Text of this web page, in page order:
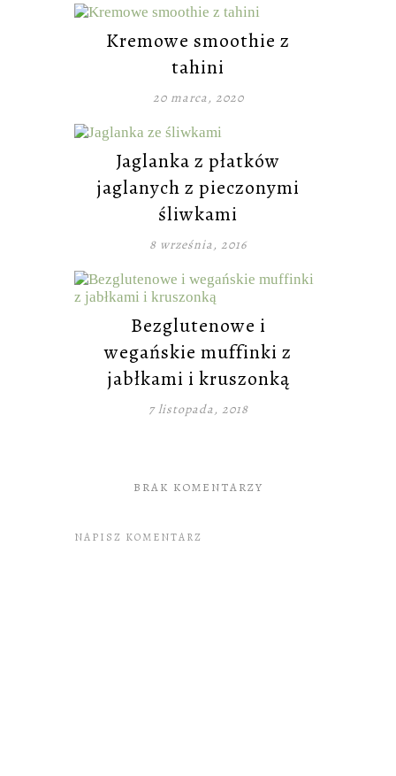
Kremowe smoothie z
tahini
20 marca, 2020
Jaglanka z płatków
jaglanych z pieczonymi
śliwkami
8 września, 2016
Bezglutenowe i
wegańskie muffinki z
jabłkami i kruszonką
7 listopada, 2018
BRAK KOMENTARZY
NAPISZ KOMENTARZ